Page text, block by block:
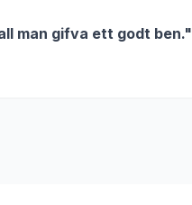
man gifva ett godt ben."